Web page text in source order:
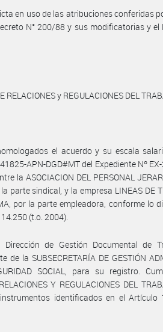
en uso de las atribuciones conferidas
N° 200/88 y sus modificatorias y el
RELACIONES y REGULACIONES DEL
el acuerdo y su escala
APN-DGD#MT del Expediente Nº
la ASOCIACION DEL PERSONAL
parte sindical, y la empresa LINEAS DE
por la parte empleadora, conforme lo
(t.o. 2004).
Dirección de Gestión Documental de
de la SUBSECRETARÍA DE GESTIÓN
SOCIAL, para su registro.
Y REGULACIONES DEL
identificados en el Artículo